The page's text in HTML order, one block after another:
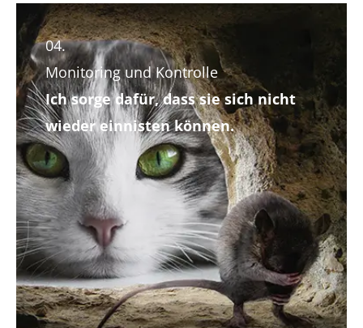
04.
Monitoring und Kontrolle
Ich sorge dafür, dass sie sich nicht
wieder einnisten können.